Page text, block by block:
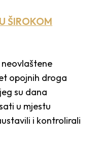
ŠIROKOM
opojnih droga
su dana
u mjestu
i kontrolirali